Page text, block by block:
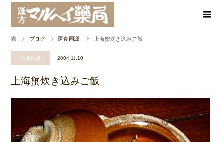
ブログ 医食同源 上海蟹炊き込みご飯
医食同源 2004.11.10
上海蟹炊き込みご飯